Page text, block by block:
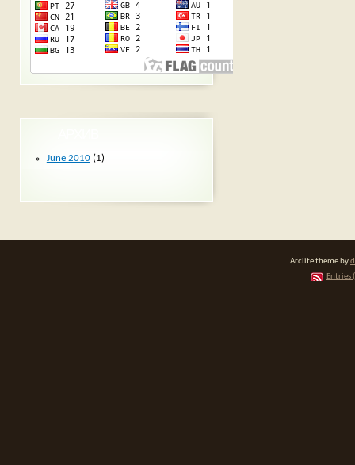
June 2010(1)
Arclite theme by
Entries